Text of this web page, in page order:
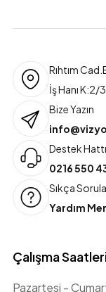
Rıhtım
İş Hanı K:2/
Bize Yazın
Destek
0216 550
Sıkça
Yardım
Çalışma
Pazartesi -